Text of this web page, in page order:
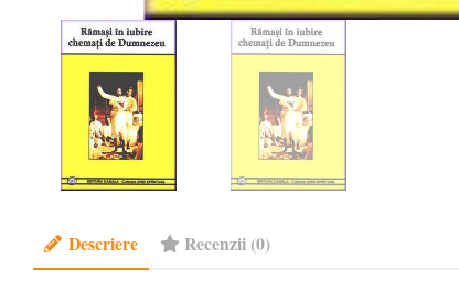
Descriere Recenzii (0)